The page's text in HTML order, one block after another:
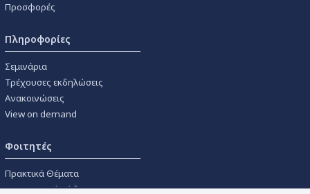
Προσφορές
Πληροφορίες
Σεμινάρια
Τρέχουσες εκδηλώσεις
Ανακοινώσεις
View on demand
Φοιτητές
Πρακτικά Θέματα
Οικονομικοί Κώδικες